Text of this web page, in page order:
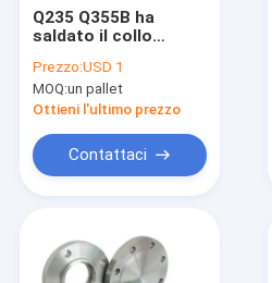
Prodotti
Q235 Q355B ha
saldato il collo
NPS 1/2» - 24"
Prezzo:USD 1
MOQ:un pallet
Ottieni l'ultimo prezzo
Contattaci